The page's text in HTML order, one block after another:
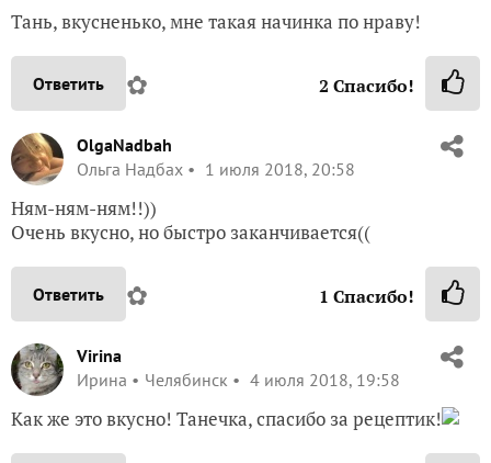
Тань, вкусненько, мне такая начинка по нраву!
Ответить ✿ 2 Спасибо!
OlgaNadbah
Ольга Надбах
1 июля 2018, 20:58
Ням-ням-ням!!))
Очень вкусно, но быстро заканчивается((
Ответить ✿ 1 Спасибо!
Virina
Ирина
Челябинск 4 июля 2018, 19:58
Как же это вкусно! Танечка, спасибо за рецептик!